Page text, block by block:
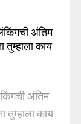
अंतिम
काय
अंतिम
काय